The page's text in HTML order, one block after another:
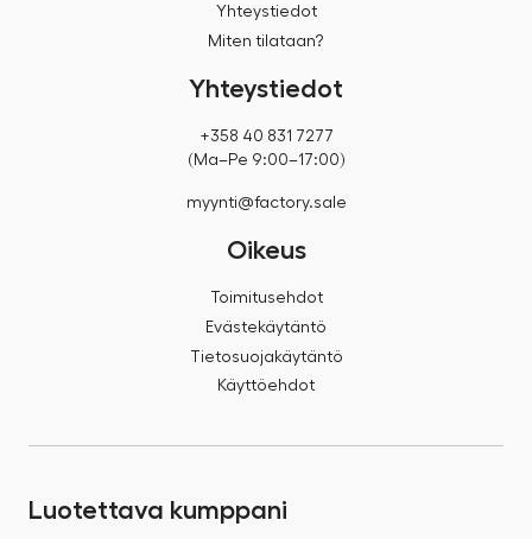
Yhteystiedot
Miten tilataan?
Yhteystiedot
+358 40 831 7277
(Ma–Pe 9:00–17:00)
myynti@factory.sale
Oikeus
Toimitusehdot
Evästekäytäntö
Tietosuojakäytäntö
Käyttöehdot
Luotettava kumppani